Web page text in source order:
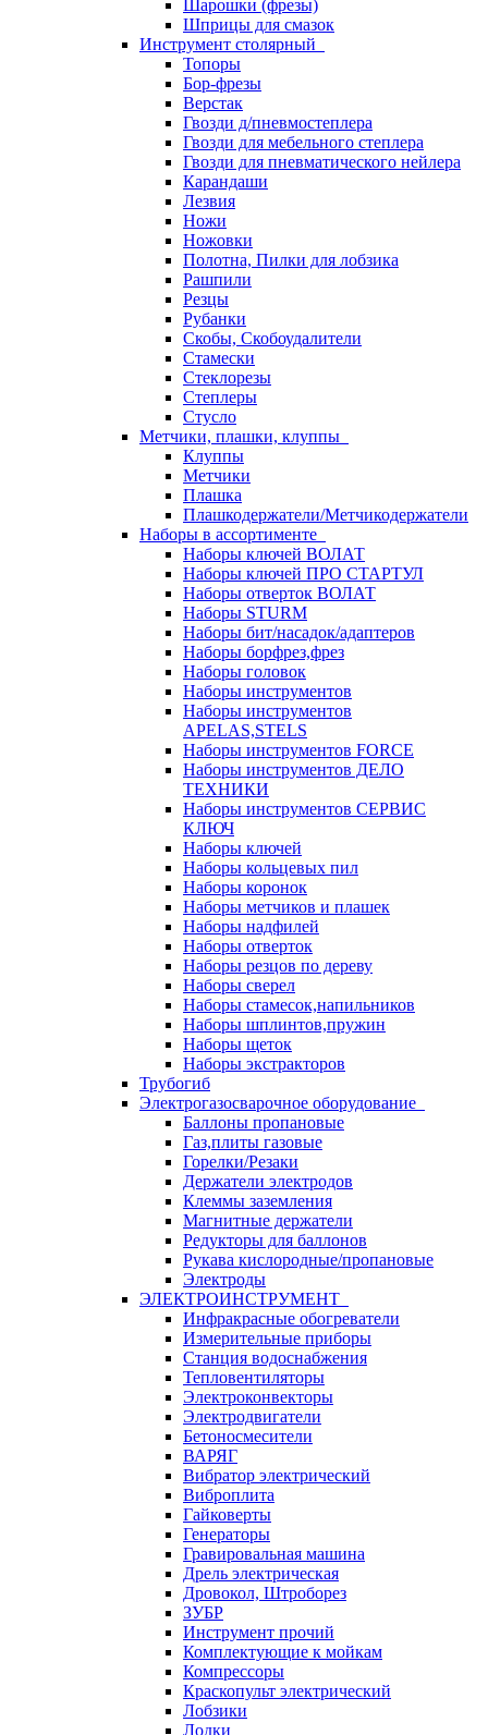
Шарошки (фрезы)
Шприцы для смазок
Инструмент столярный
Топоры
Бор-фрезы
Верстак
Гвозди д/пневмостеплера
Гвозди для мебельного степлера
Гвозди для пневматического нейлера
Карандаши
Лезвия
Ножи
Ножовки
Полотна, Пилки для лобзика
Рашпили
Резцы
Рубанки
Скобы, Скобоудалители
Стамески
Стеклорезы
Степлеры
Стусло
Метчики, плашки, клуппы
Клуппы
Метчики
Плашка
Плашкодержатели/Метчикодержатели
Наборы в ассортименте
Наборы ключей ВОЛАТ
Наборы ключей ПРО СТАРТУЛ
Наборы отверток ВОЛАТ
Наборы STURM
Наборы бит/насадок/адаптеров
Наборы борфрез,фрез
Наборы головок
Наборы инструментов
Наборы инструментов
APELAS,STELS
Наборы инструментов FORCE
Наборы инструментов ДЕЛО
ТЕХНИКИ
Наборы инструментов СЕРВИС
КЛЮЧ
Наборы ключей
Наборы кольцевых пил
Наборы коронок
Наборы метчиков и плашек
Наборы надфилей
Наборы отверток
Наборы резцов по дереву
Наборы сверел
Наборы стамесок,напильников
Наборы шплинтов,пружин
Наборы щеток
Наборы экстракторов
Трубогиб
Электрогазосварочное оборудование
Баллоны пропановые
Газ,плиты газовые
Горелки/Резаки
Держатели электродов
Клеммы заземления
Магнитные держатели
Редукторы для баллонов
Рукава кислородные/пропановые
Электроды
ЭЛЕКТРОИНСТРУМЕНТ
Инфракрасные обогреватели
Измерительные приборы
Станция водоснабжения
Тепловентиляторы
Электроконвекторы
Электродвигатели
Бетоносмесители
ВАРЯГ
Вибратор электрический
Виброплита
Гайковерты
Генераторы
Гравировальная машина
Дрель электрическая
Дровокол, Штроборез
ЗУБР
Инструмент прочий
Комплектующие к мойкам
Компрессоры
Краскопульт электрический
Лобзики
Лодки